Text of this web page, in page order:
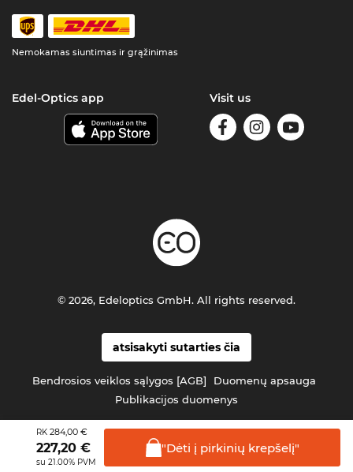
RK 284,00 €
227,20 €
su 21.00% PVM
"Dėti į pirkinių krepšelį"
Nemokamas siuntimas ir grąžinimas
Edel-Optics app Visit us
atsisakyti sutarties čia
Bendrosios veiklos sąlygos [AGB]
Duomenų apsauga
Publikacijos duomenys
© 2026, Edeloptics GmbH. All rights reserved.